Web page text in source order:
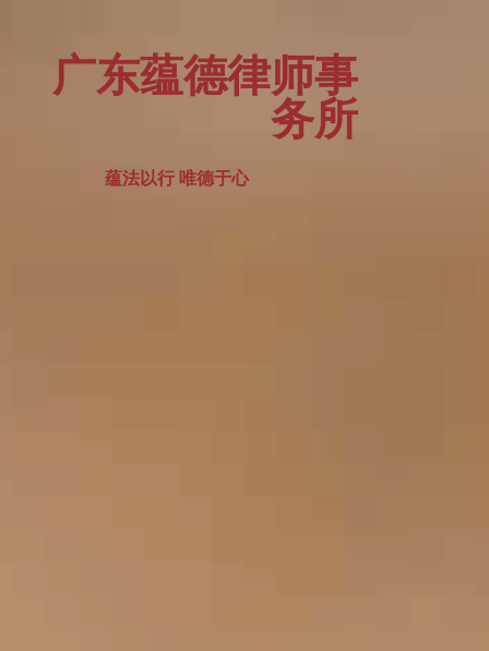
广东蕴德律师事
务所
蕴法以行 唯德于心